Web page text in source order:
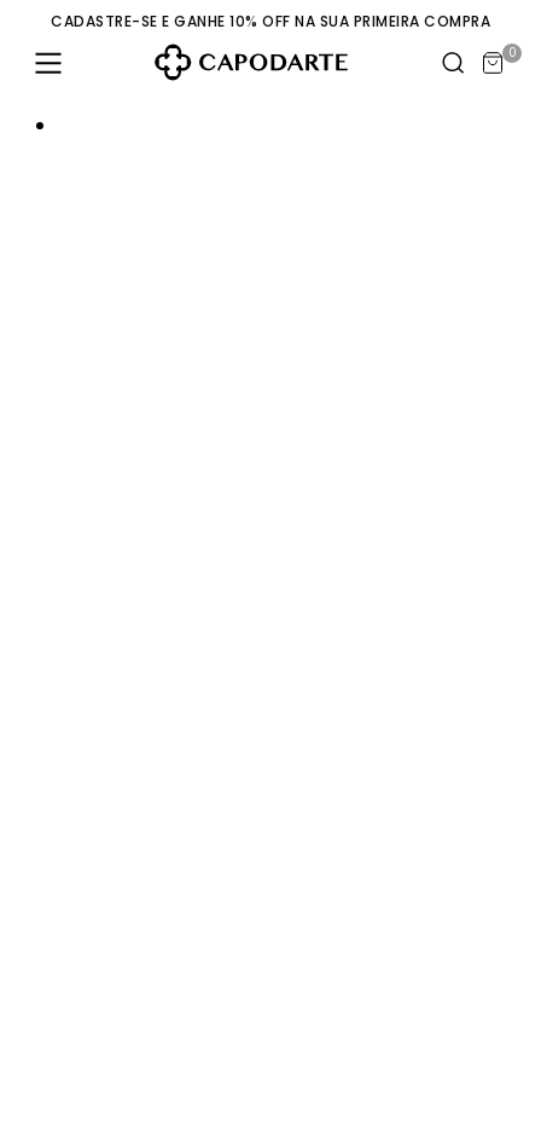
CADASTRE-SE E GANHE 10% OFF NA SUA PRIMEIRA COMPRA
0